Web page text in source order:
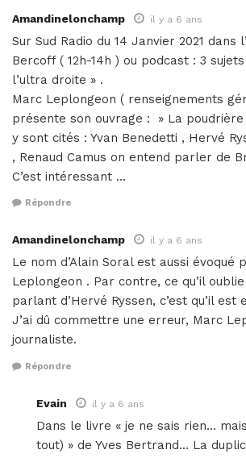
Amandinelonchamp il y a 6 ans
Sur Sud Radio du 14 Janvier 2021 dans
Bercoff ( 12h-14h ) ou podcast : 3
l’ultra droite » .
Marc Leplongeon ( renseignements
présente son ouvrage : » La poudrière
y sont cités : Yvan Benedetti , Hervé
, Renaud Camus on entend parler de
C’est intéressant …
Répondre
Amandinelonchamp il y a 6 ans
Le nom d’Alain Soral est aussi évoqué
Leplongeon . Par contre, ce qu’il
parlant d’Hervé Ryssen, c’est qu’il est
J’ai dû commettre une erreur, Marc
journaliste.
Répondre
Evain il y a 6 ans
Dans le livre « je ne sais rien…
tout) » de Yves Bertrand… La